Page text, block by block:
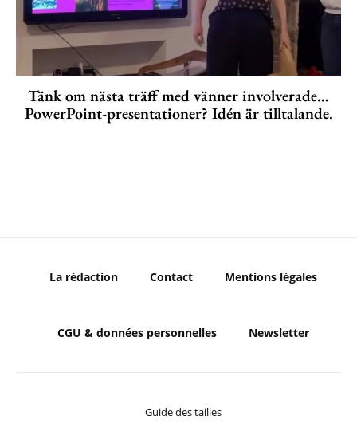
Tänk om nästa träff med vänner involverade…
PowerPoint-presentationer? Idén är tilltalande.
La rédaction Contact Mentions légales
CGU & données personnelles Newsletter
Guide des tailles